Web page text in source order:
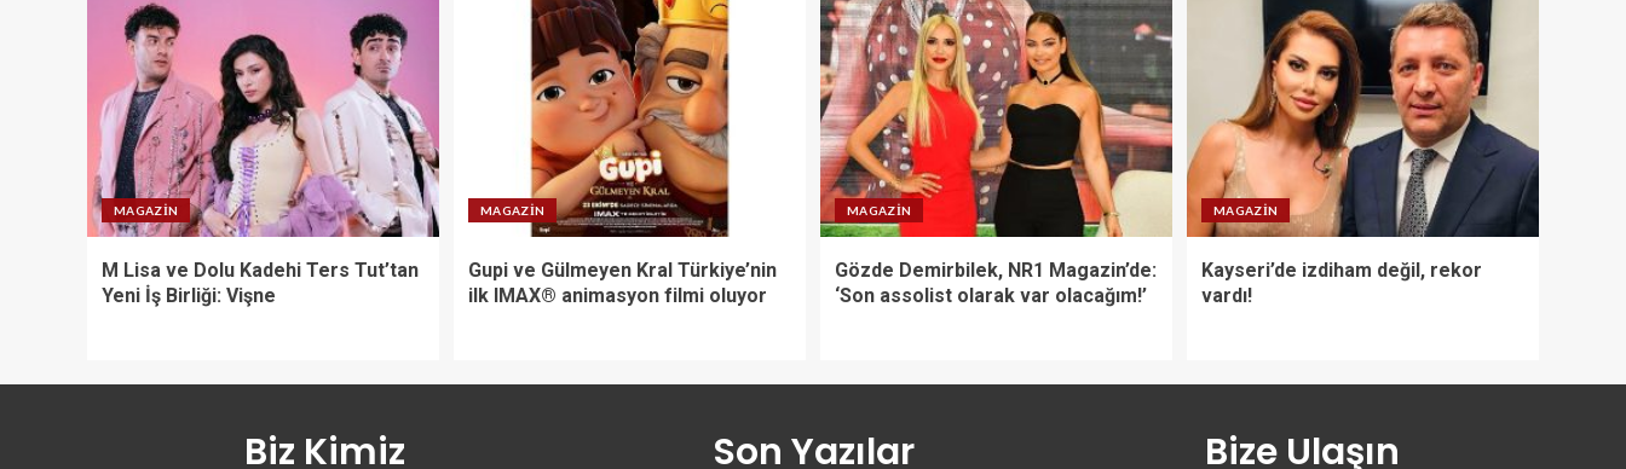
MAGAZIN
M Lisa ve Dolu Kadehi Ters Tut’tan
Yeni İş Birliği: Vişne
MAGAZIN
Gupi ve Gülmeyen Kral Türkiye’nin
ilk IMAX® animasyon filmi oluyor
MAGAZIN
Gözde Demirbilek, NR1 Magazin’de:
‘Son assolist olarak var olacağım!’
MAGAZIN
Kayseri’de izdiham değil, rekor
vardı!
Biz Kimiz Son Yazılar Bize Ulaşın